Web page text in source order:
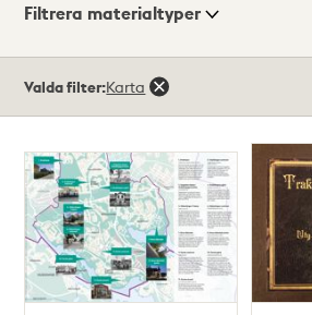
Visningsläge
Filtrera materialtyper
träffar
Valda filter:Karta